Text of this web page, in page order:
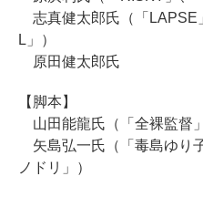
志真健太郎氏（「LAPSE
L」）
原田健太郎氏
【脚本】
山田能龍氏（「全裸監督
矢島弘一氏（「毒島ゆり
ノドリ」）